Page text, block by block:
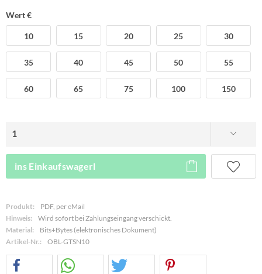
Wert €
10 15 20 25 30
35 40 45 50 55
60 65 75 100 150
ins Einkaufswagerl
Produkt:
PDF, per eMail
Hinweis:
Wird sofort bei Zahlungseingang verschickt.
Material:
Bits+Bytes (elektronisches Dokument)
Artikel-Nr.:
OBL-GTSN10